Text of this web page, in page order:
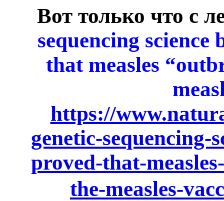
Вот только что с
sequencing
that measles
https://
genetic-
proved-that-
the-measles-